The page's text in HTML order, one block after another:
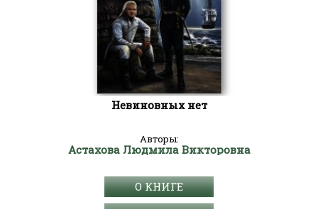
Невиновных нет
Авторы:
Астахова Людмила Викторовна
О КНИГЕ